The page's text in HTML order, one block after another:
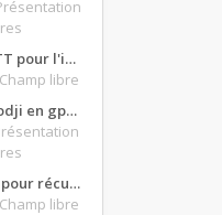
Je me remets au VTT pour l'intersaison, version électrique
libre
Présentation de riodji en gpz500
Vous mangez quoi pour récupérer après une grosse journée de moto ?
libre